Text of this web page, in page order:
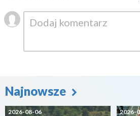
Najnowsze
2026-08-06 2026-